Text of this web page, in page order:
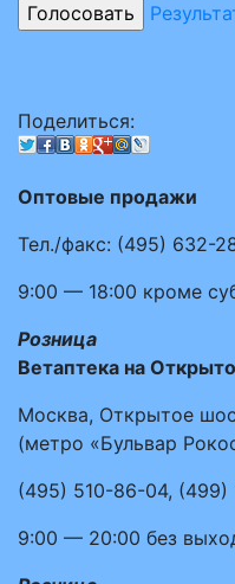
Поделиться:
Оптовые продажи
Тел./факс: (495) 632-
9:00 — 18:00 кроме
Розница
Ветаптека на
Москва, Открытое
(метро «Бульвар
(495) 510-86-04, (499)
9:00 — 20:00 без